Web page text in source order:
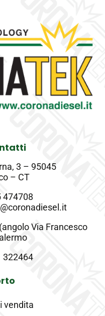
3 – 95045
– CT
474708
Via Francesco
322464
vendita